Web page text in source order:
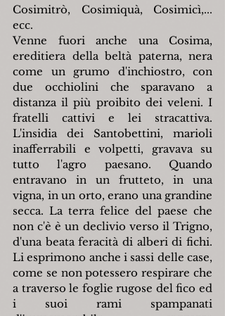
Cosimitrò, Cosimiquà, Cosimicì,...
ecc.
Venne fuori anche una Cosima,
ereditiera della beltà paterna, nera
come un grumo d'inchiostro, con
due occhiolini che sparavano a
distanza il più proibito dei veleni. I
fratelli cattivi e lei stracattiva.
L'insidia dei Santobettini, marioli
inafferrabili e volpetti, gravava su
tutto l'agro paesano. Quando
entravano in un frutteto, in una
vigna, in un orto, erano una grandine
secca. La terra felice del paese che
non c'è è un declivio verso il Trigno,
d'una beata feracità di alberi di fichi.
Li esprimono anche i sassi delle case,
come se non potessero respirare che
a traverso le foglie rugose del fico ed
i suoi rami spampanati